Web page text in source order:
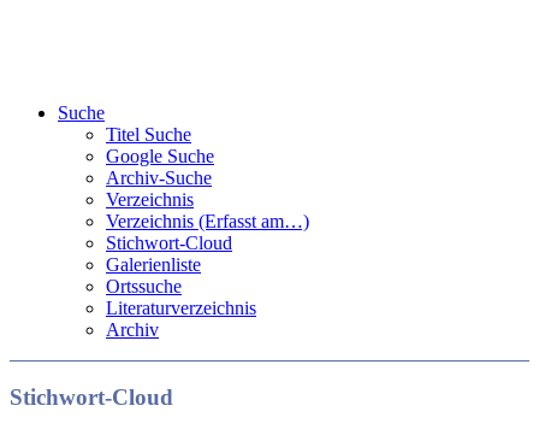
Suche
Titel Suche
Google Suche
Archiv-Suche
Verzeichnis
Verzeichnis (Erfasst am…)
Stichwort-Cloud
Galerienliste
Ortssuche
Literaturverzeichnis
Archiv
Stichwort-Cloud